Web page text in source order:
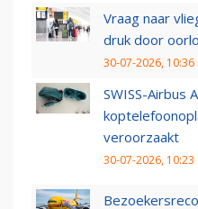
Vraag naar
druk door
30-07-2026, 10:36
SWISS-Airbus
veroorzaakt
30-07-2026, 10:23